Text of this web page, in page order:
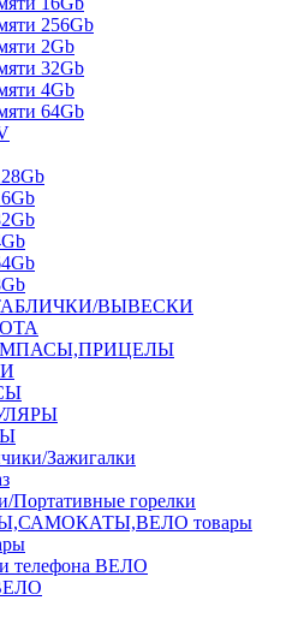
256Gb
2Gb
32Gb
4Gb
64Gb
ВЫВЕСКИ
Зажигалки
Портативные горелки
товары
телефона ВЕЛО